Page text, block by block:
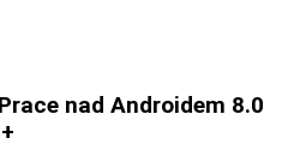
nad Androidem 8.0